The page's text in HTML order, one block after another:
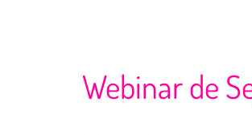
Webinar de